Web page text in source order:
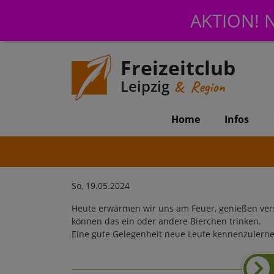
AKTION!
Freizeitclub
Leipzig & Region
Home Infos
So, 19.05.2024
Heute erwärmen wir uns am Feuer, genießen
können das ein oder andere Bierchen trinken.
Eine gute Gelegenheit neue Leute